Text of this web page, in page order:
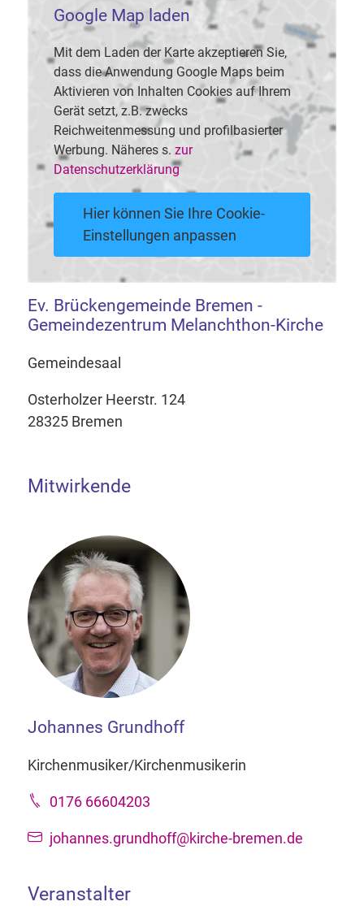
Google Map laden
Mit dem Laden der Karte akzeptieren Sie,
dass die Anwendung Google Maps beim
Aktivieren von Inhalten Cookies auf Ihrem
Gerät setzt, z.B. zwecks
Reichweitenmessung und profilbasierter
Werbung. Näheres s. zur
Datenschutzerklärung
Hier können Sie Ihre Cookie-
Einstellungen anpassen
Ev. Brückengemeinde Bremen -
Gemeindezentrum Melanchthon-Kirche
Gemeindesaal
Osterholzer Heerstr. 124
28325 Bremen
Mitwirkende
Johannes Grundhoff
Kirchenmusiker/Kirchenmusikerin
0176 66604203
johannes.grundhoff@kirche-bremen.de
Veranstalter